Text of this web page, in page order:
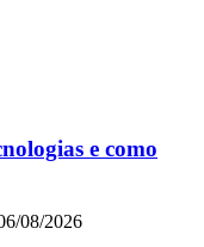
e como
08/2026